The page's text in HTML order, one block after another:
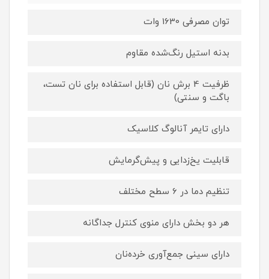
توان مصرفی 1630 وات
بدنه استیل رنگ‌شده مقاوم
ظرفیت 4 برش نان (قابل استفاده برای نان تست،
باگت و سنتی)
دارای تایمر آنالوگ کلاسیک
قابلیت یخ‌زدایی و پیش‌گرمایش
تنظیم دما در 6 سطح مختلف
هر دو بخش دارای منوی کنترل جداگانه
دارای سینی جمع‌آوری خرده‌نان